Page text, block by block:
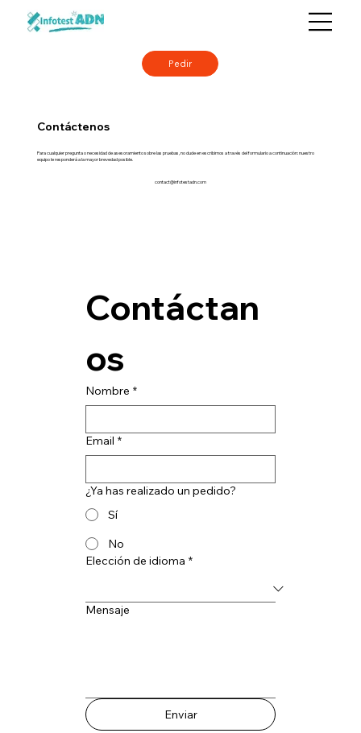
Pedir
Contáctan
os
Nombre *
Email *
¿Ya has realizado un pedido?
Sí
No
Elección de idioma *
Mensaje
Enviar
Contáctenos
Para cualquier pregunta o necesidad de asesoramiento sobre las pruebas, no dude en escribirnos a través del formulario a continuación: nuestro
equipo le responderá a la mayor brevedad posible.
contact@infotestadn.com